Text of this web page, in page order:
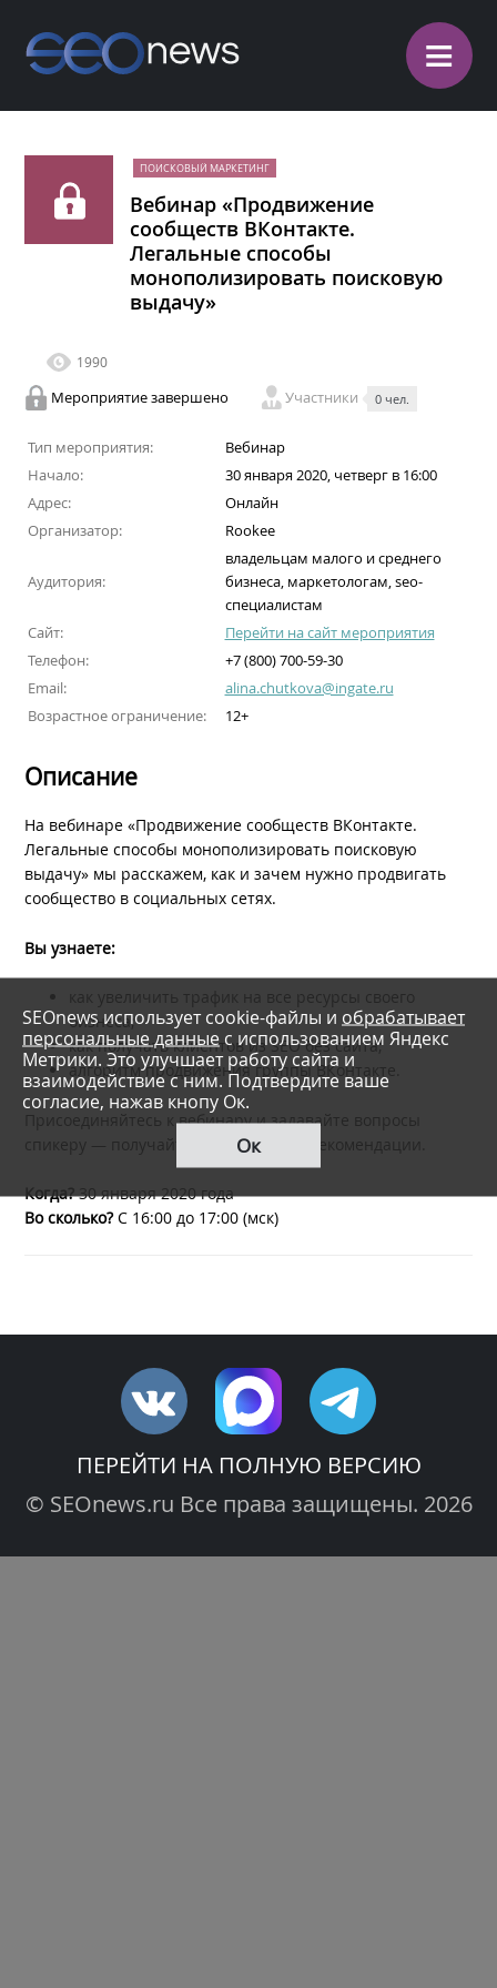
≡
ПОИСКОВЫЙ МАРКЕТИНГ
Вебинар «Продвижение
сообществ ВКонтакте.
Легальные способы
монополизировать поисковую
выдачу»
1990
Мероприятие завершено Участники 0 чел.
Тип мероприятия:
Вебинар
Начало:
30 января 2020, четверг в 16:00
Адрес:
Онлайн
Организатор:
Rookee
Аудитория:
владельцам малого и среднего
бизнеса, маркетологам, seo-
специалистам
Сайт:
Перейти на сайт мероприятия
Телефон:
+7 (800) 700-59-30
Email:
alina.chutkova@ingate.ru
Возрастное ограничение:
12+
Описание
На вебинаре «Продвижение сообществ ВКонтакте.
Легальные способы монополизировать поисковую
выдачу» мы расскажем, как и зачем нужно продвигать
сообщество в социальных сетях.
Вы узнаете:
как увеличить трафик на все ресурсы своего
бизнеса;
как получать клиентов из SEO без сайта;
алгоритм продвижения группы ВКонтакте.
Присоединяйтесь к вебинару и задавайте вопросы
спикеру — получайте практические рекомендации.
Когда?30 января 2020 года
Во сколько?С 16:00 до 17:00 (мск)
SEOnews использует cookie-файлы и обрабатывает
персональные данныес использованием Яндекс
Метрики. Это улучшает работу сайта и
взаимодействие с ним. Подтвердите ваше
согласие, нажав кнопу Ок.
Ок
ПЕРЕЙТИ НА ПОЛНУЮ ВЕРСИЮ
© SEOnews.ru Все права защищены. 2026